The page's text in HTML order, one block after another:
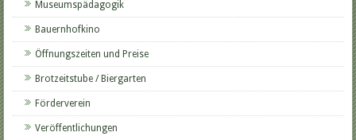
Museumspädagogik
Bauernhofkino
Öffnungszeiten und Preise
Brotzeitstube / Biergarten
Förderverein
Veröffentlichungen